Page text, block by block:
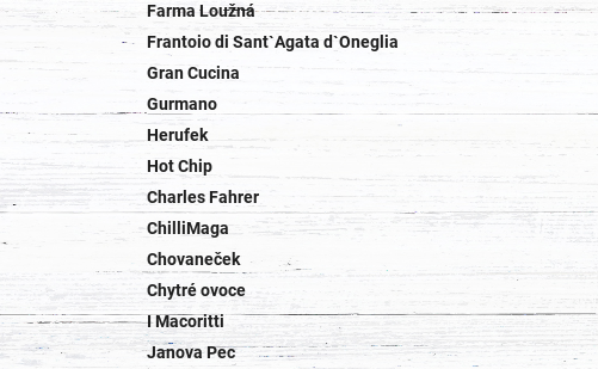
Farma Loužná
Frantoio di Sant`Agata d`Oneglia
Gran Cucina
Gurmano
Herufek
Hot Chip
Charles Fahrer
ChilliMaga
Chovaneček
Chytré ovoce
I Macoritti
Janova Pec